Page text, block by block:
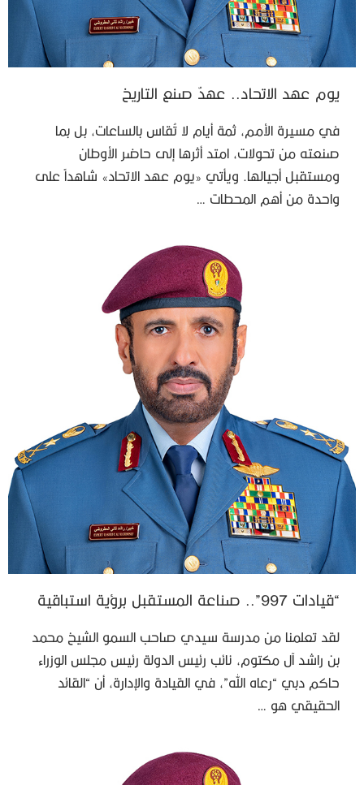
يوم عهد الاتحاد.. عهدٌ صنع التاريخ
في مسيرة الأمم، ثمة أيام لا تُقاس بالساعات، بل بما
صنعته من تحولات، امتد أثرها إلى حاضر الأوطان
ومستقبل أجيالها. ويأتي «يوم عهد الاتحاد» شاهداً على
واحدة من أهم المحطات …
“قيادات 997”.. صناعة المستقبل برؤية استباقية
لقد تعلمنا من مدرسة سيدي صاحب السمو الشيخ محمد
بن راشد آل مكتوم، نائب رئيس الدولة رئيس مجلس الوزراء
حاكم دبي “رعاه الله”، في القيادة والإدارة، أن “القائد
الحقيقي هو …